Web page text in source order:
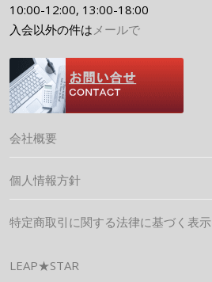
10:00-12:00, 13:00-18:00
入会以外の件はメールで
会社概要
個人情報方針
特定商取引に関する法律に基づく表示
LEAP★STAR